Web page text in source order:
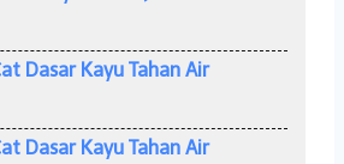
Dasar Kayu Tahan Air
Dasar Kayu Tahan Air